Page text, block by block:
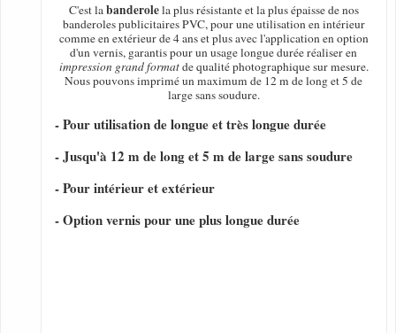
C'est labanderolela plus résistante et la plus épaisse de nos
banderoles publicitaires PVC, pour une utilisation en intérieur
comme en extérieur de 4 ans et plus avec l'application en option
d'un vernis, garantis pour un usage longue durée réaliser en
impression grand formatde qualité photographique sur mesure.
Nous pouvons imprimé un maximum de 12 m de long et 5 de
large sans soudure.
- Pour utilisation de longue et très longue durée
- Jusqu'à 12 m de long et 5 m de large sans soudure
- Pour intérieur et extérieur
- Option vernis pour une plus longue durée